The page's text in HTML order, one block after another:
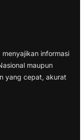
informasi
maupun
yang cepat, akurat